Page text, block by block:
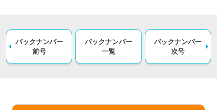
バックナンバー
前号
バックナンバー
一覧
バックナンバー
次号